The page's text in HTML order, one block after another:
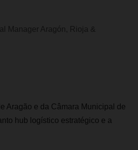
Manager Aragón, Rioja &
Aragão e da Câmara Municipal de
hub logístico estratégico e a